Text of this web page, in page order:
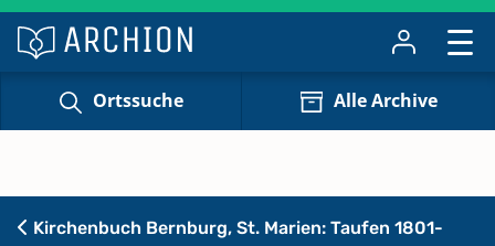
Ortssuche Alle Archive
Kirchenbuch Bernburg, St. Marien: Taufen 1801-